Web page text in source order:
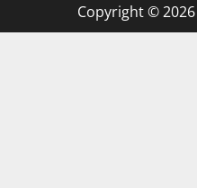
Copyright ©